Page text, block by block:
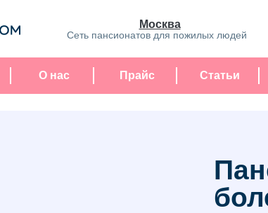
Москва
Сеть пансионатов для пожилых людей
О нас Прайс Статьи